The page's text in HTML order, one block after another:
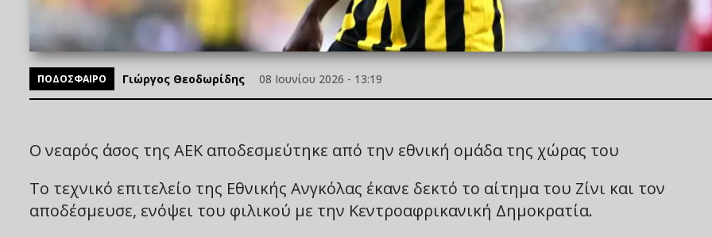
ΠΟΔΟΣΦΑΙΡΟ Γιώργος Θεοδωρίδης 08 Ιουνίου 2026 - 13:19
Ο νεαρός άσος της ΑΕΚ αποδεσμεύτηκε από την εθνική ομάδα της χώρας του
Το τεχνικό επιτελείο της Εθνικής Ανγκόλας έκανε δεκτό το αίτημα του Ζίνι και τον
αποδέσμευσε, ενόψει του φιλικού με την Κεντροαφρικανική Δημοκρατία.